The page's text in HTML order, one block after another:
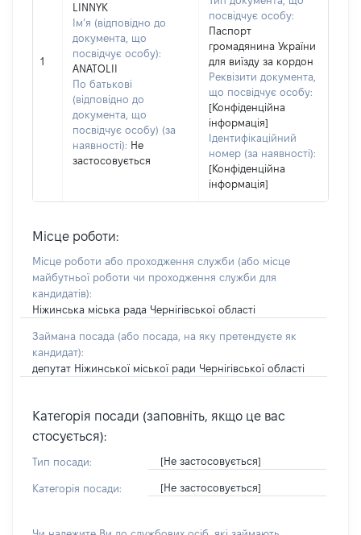
1
LINNYK
Ім’я (відповідно до
документа, що
посвідчує особу):
ANATOLII
По батькові
(відповідно до
документа, що
посвідчує особу) (за
наявності): Не
застосовується
посвідчує особу:
Паспорт
громадянина України
для виїзду за кордон
Реквізити документа,
що посвідчує особу:
[Конфіденційна
інформація]
Ідентифікаційний
номер (за наявності):
[Конфіденційна
інформація]
Місце роботи:
Місце роботи або проходження служби (або місце
майбутньої роботи чи проходження служби для
кандидатів):
Ніжинська міська рада Чернігівської області
Займана посада (або посада, на яку претендуєте як
кандидат):
депутат Ніжинської міської ради Чернігівської області
Категорія посади (заповніть, якщо це вас
стосується):
Тип посади: [Не застосовується]
Категорія посади: [Не застосовується]